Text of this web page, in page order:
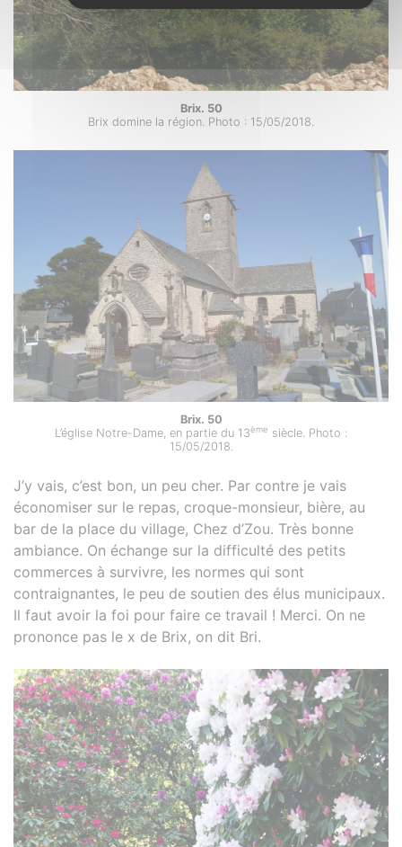
Brix. 50
Brix domine la région. Photo : 15/05/2018.
Brix. 50
L’église Notre-Dame, en partie du 13ème siècle. Photo :
15/05/2018.
J’y vais, c’est bon, un peu cher. Par contre je vais
économiser sur le repas, croque-monsieur, bière, au
bar de la place du village, Chez d’Zou. Très bonne
ambiance. On échange sur la difficulté des petits
commerces à survivre, les normes qui sont
contraignantes, le peu de soutien des élus municipaux.
Il faut avoir la foi pour faire ce travail ! Merci. On ne
prononce pas le x de Brix, on dit Bri.